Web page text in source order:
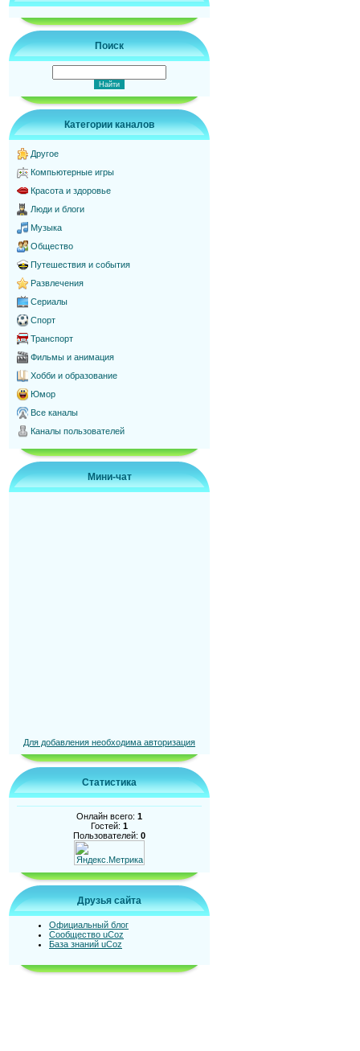
Поиск
Категории каналов
Другое
Компьютерные игры
Красота и здоровье
Люди и блоги
Музыка
Общество
Путешествия и события
Развлечения
Сериалы
Спорт
Транспорт
Фильмы и анимация
Хобби и образование
Юмор
Все каналы
Каналы пользователей
Мини-чат
Для добавления необходима авторизация
Статистика
Онлайн всего: 1
Гостей: 1
Пользователей: 0
Друзья сайта
Официальный блог
Сообщество uCoz
База знаний uCoz